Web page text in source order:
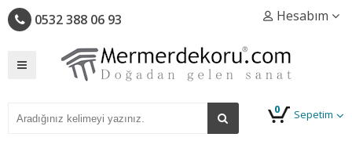
0532 388 06 93 Hesabım
Sepetim
0